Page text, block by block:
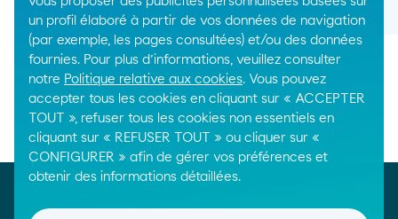
un profil élaboré à partir de vos données de navigation
(par exemple, les pages consultées) et/ou des données
fournies. Pour plus d’informations, veuillez consulter
notre Politique relative aux cookies. Vous pouvez
accepter tous les cookies en cliquant sur « ACCEPTER
TOUT », refuser tous les cookies non essentiels en
cliquant sur « REFUSER TOUT » ou cliquer sur «
CONFIGURER » afin de gérer vos préférences et
obtenir des informations détaillées.
Breadcrumbs
Home Produits chimiques Solvants